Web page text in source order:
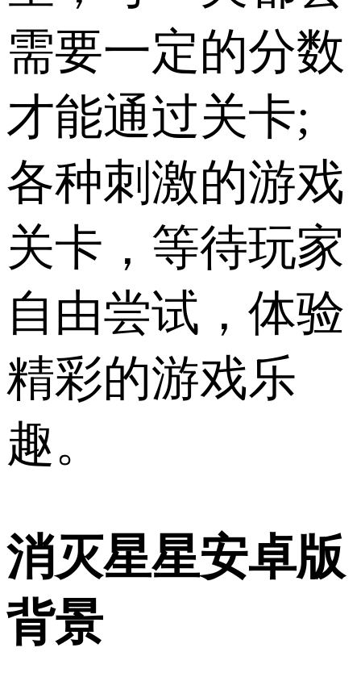
需要一定的分数
才能通过关卡;
各种刺激的游戏
关卡，等待玩家
自由尝试，体验
精彩的游戏乐
趣。
消灭星星安卓版
背景